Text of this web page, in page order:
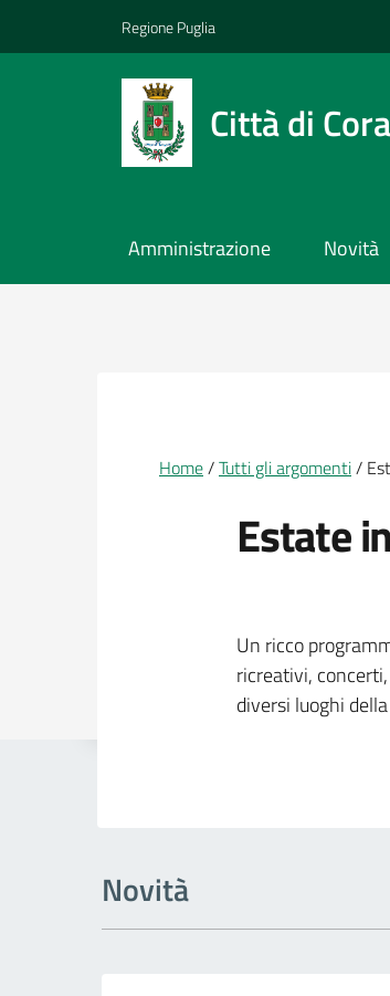
Regione Puglia
Città di
Amministrazione Novità
Briciole di
Home Tutti gli argomenti
Estate
Un ricco
ricreativi,
diversi luoghi
Novità